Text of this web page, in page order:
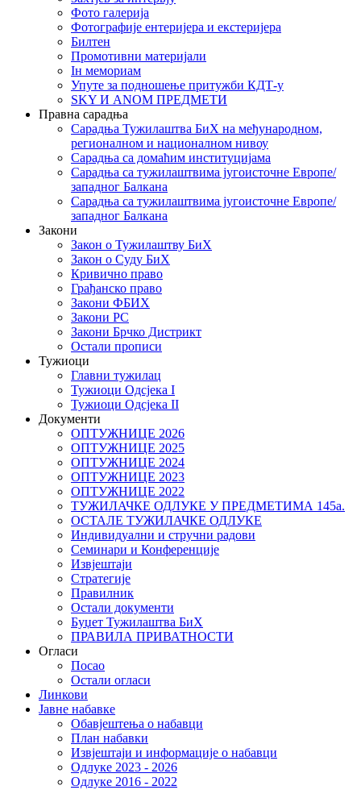
Фото галерија
Фотографије ентеријера и екстеријера
Билтен
Промотивни материјали
Iн мемориам
Упуте за подношење притужби КДТ-у
SKY И ANOM ПРЕДМЕТИ
Правна сарадња
Сарадња Тужилаштва БиХ на међународном,
регионалном и националном нивоу
Сарадња са домаћим институцијама
Сарадња са тужилаштвима југоисточне Европе/
западног Балкана
Сарадња са тужилаштвима југоисточне Европе/
западног Балкана
Закони
Закон о Тужилаштву БиХ
Закон о Суду БиХ
Кривично право
Грађанско право
Закони ФБИХ
Закони РС
Закони Брчко Дистрикт
Остали прописи
Тужиоци
Главни тужилац
Тужиоци Oдсјекa I
Тужиоци Oдсјекa II
Документи
ОПТУЖНИЦЕ 2026
ОПТУЖНИЦЕ 2025
ОПТУЖНИЦЕ 2024
ОПТУЖНИЦЕ 2023
ОПТУЖНИЦЕ 2022
ТУЖИЛАЧКЕ ОДЛУКЕ У ПРЕДМЕТИМА 145а.
ОСТАЛЕ ТУЖИЛАЧКЕ ОДЛУКЕ
Индивидуални и стручни радови
Семинари и Конференције
Извјештаји
Стратегије
Правилник
Остали документи
Буџет Тужилаштва БиХ
ПРАВИЛА ПРИВАТНОСТИ
Огласи
Посао
Остали огласи
Линкови
Јавне набавке
Обавјештења о набавци
План набавки
Извјештаји и информације о набавци
Одлуке 2023 - 2026
Одлуке 2016 - 2022